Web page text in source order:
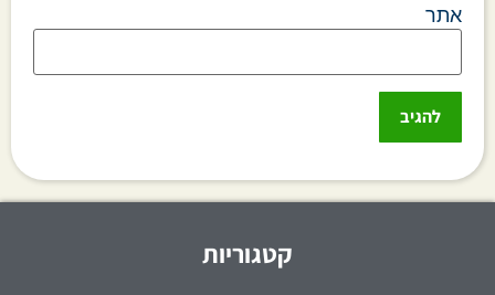
אתר
קטגוריות